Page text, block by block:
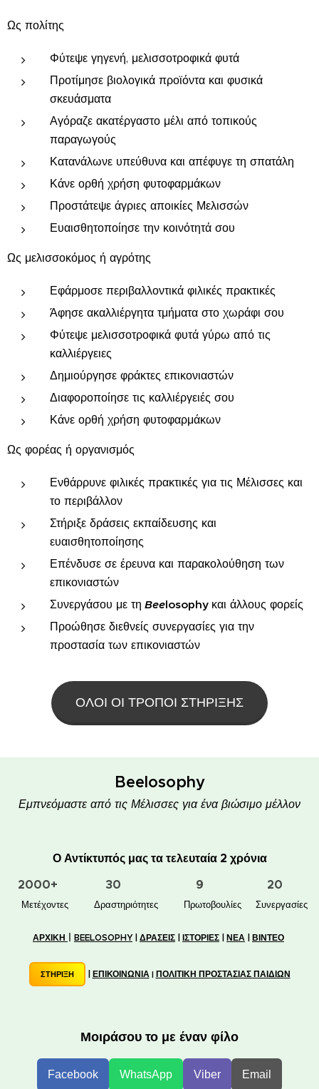
Ως πολίτης
Φύτεψε γηγενή, μελισσοτροφικά φυτά
Προτίμησε βιολογικά προϊόντα και φυσικά
σκευάσματα
Αγόραζε ακατέργαστο μέλι από τοπικούς
παραγωγούς
Κατανάλωνε υπεύθυνα και απέφυγε τη σπατάλη
Κάνε ορθή χρήση φυτοφαρμάκων
Προστάτεψε άγριες αποικίες Μελισσών
Ευαισθητοποίησε την κοινότητά σου
Ως μελισσοκόμος ή αγρότης
Εφάρμοσε περιβαλλοντικά φιλικές πρακτικές
Άφησε ακαλλιέργητα τμήματα στο χωράφι σου
Φύτεψε μελισσοτροφικά φυτά γύρω από τις
καλλιέργειες
Δημιούργησε φράκτες επικονιαστών
Διαφοροποίησε τις καλλιέργειές σου
Κάνε ορθή χρήση φυτοφαρμάκων
Ως φορέας ή οργανισμός
Ενθάρρυνε φιλικές πρακτικές για τις Μέλισσες και
το περιβάλλον
Στήριξε δράσεις εκπαίδευσης και
ευαισθητοποίησης
Επένδυσε σε έρευνα και παρακολούθηση των
επικονιαστών
Συνεργάσου με τη Beelosophy και άλλους φορείς
Προώθησε διεθνείς συνεργασίες για την
προστασία των επικονιαστών
ΟΛΟΙ ΟΙ ΤΡΟΠΟΙ ΣΤΗΡΙΞΗΣ
Beelosophy
Εμπνεόμαστε από τις Μέλισσες για ένα βιώσιμο μέλλον
Ο Αντίκτυπός μας τα τελευταία 2 χρόνια
2000+
👥 Μετέχοντες
30
✋📚 Δραστηριότητες
9
🐝🏠 Πρωτοβουλίες
20
🤝 Συνεργασίες
ΑΡΧΙΚΗ | BEELOSOPHY| ΔΡΑΣΕΙΣ ΙΣΤΟΡΙΕΣ ΝΕΑ ΒΙΝΤΕΟ
ΣΤΗΡΙΞΗ ΕΠΙΚΟΙΝΩΝΙΑ | ΠΟΛΙΤΙΚΗ ΠΡΟΣΤΑΣΙΑΣ ΠΑΙΔΙΩΝ
Μοιράσου το με έναν φίλο
Facebook WhatsApp Viber Email